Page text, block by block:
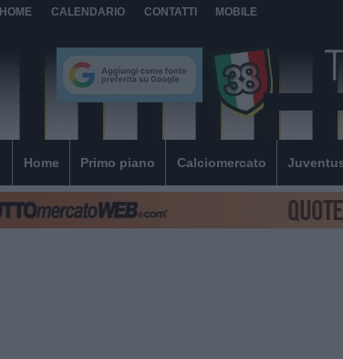
HOME CALENDARIO CONTATTI MOBILE
Home Primo piano Calciomercato